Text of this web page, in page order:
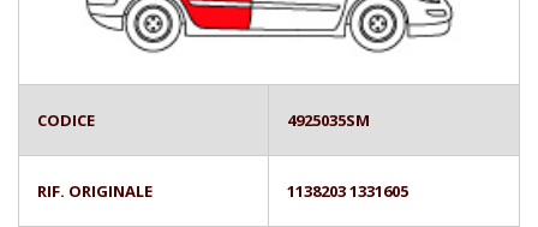
CODICE 4925035SM
RIF. ORIGINALE 1138203 1331605